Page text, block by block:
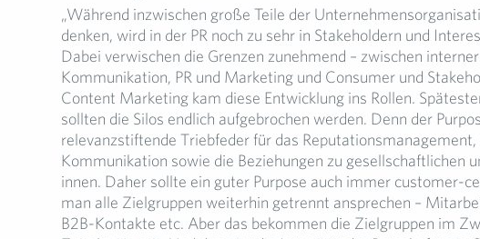
„Während inzwischen große Teile der
denken, wird in der PR noch zu sehr in Stakeholdern und
Dabei verwischen die Grenzen zunehmend – zwischen
Kommunikation, PR und Marketing und Consumer und
Content Marketing kam diese Entwicklung ins Rollen.
sollten die Silos endlich aufgebrochen werden. Denn der
relevanzstiftende Triebfeder für das
Kommunikation sowie die Beziehungen zu gesellschaftlichen
innen. Daher sollte ein guter Purpose auch immer customer-
man alle Zielgruppen weiterhin getrennt ansprechen –
B2B-Kontakte etc. Aber das bekommen die Zielgruppen im